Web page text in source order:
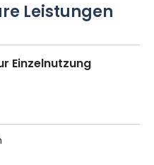
Leistungen
Einzelnutzung